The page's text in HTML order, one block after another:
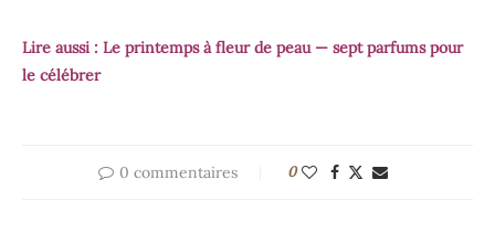
Lire aussi : Le printemps à fleur de peau — sept parfums pour
le célébrer
0 commentaires 0